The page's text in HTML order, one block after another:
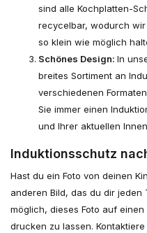
sind alle Kochplatten-
recycelbar, wodurch
so klein wie möglich
Schönes Design: In
breites Sortiment an
verschiedenen
Sie immer einen
und Ihrer aktuellen
Induktionsschutz
Hast du ein Foto von deinen
anderen Bild, das du dir jeden
möglich, dieses Foto auf
drucken zu lassen.